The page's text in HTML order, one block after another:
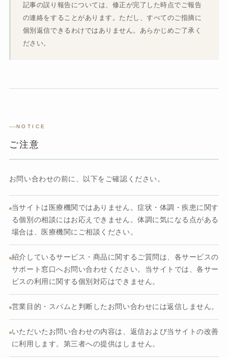
記事の誤り報告については、修正が完了した時点でご報告
の連絡をすることがあります。ただし、すべてのご指摘に
個別返信できるわけではありません。あらかじめご了承く
ださい。
NOTICE
ご注意
お問い合わせの前に、以下をご確認ください。
当サイトは医療機関ではありません。症状・体調・疾患に関す
る個別の相談にはお応えできません。体調に気になる点がある
場合は、医療機関にご相談ください。
紹介しているサービス・商品に関するご質問は、各サービスの
サポート窓口へお問い合わせください。当サイトでは、各サー
ビスの利用に関する個別対応はできません。
営業目的・スパムと判断したお問い合わせには返信しません。
いただいたお問い合わせの内容は、返信および当サイトの改善
に利用します。第三者への提供はしません。